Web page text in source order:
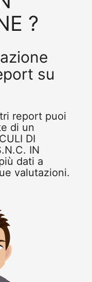
?
su
report puoi
di un
DI
IN
dati a
valutazioni.